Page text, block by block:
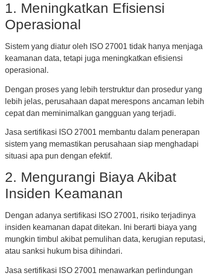
1. Meningkatkan Efisiensi
Operasional
Sistem yang diatur oleh ISO 27001 tidak hanya menjaga
keamanan data, tetapi juga meningkatkan efisiensi
operasional.
Dengan proses yang lebih terstruktur dan prosedur yang
lebih jelas, perusahaan dapat merespons ancaman lebih
cepat dan meminimalkan gangguan yang terjadi.
Jasa sertifikasi ISO 27001 membantu dalam penerapan
sistem yang memastikan perusahaan siap menghadapi
situasi apa pun dengan efektif.
2. Mengurangi Biaya Akibat
Insiden Keamanan
Dengan adanya sertifikasi ISO 27001, risiko terjadinya
insiden keamanan dapat ditekan. Ini berarti biaya yang
mungkin timbul akibat pemulihan data, kerugian reputasi,
atau sanksi hukum bisa dihindari.
Jasa sertifikasi ISO 27001 menawarkan perlindungan